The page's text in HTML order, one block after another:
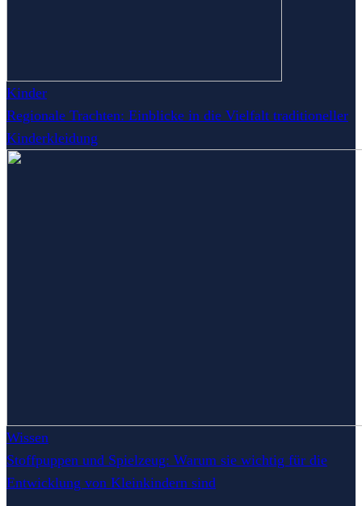
Kinder
Regionale Trachten: Einblicke in die Vielfalt traditioneller
Kinderkleidung
Wissen
Stoffpuppen und Spielzeug: Warum sie wichtig für die
Entwicklung von Kleinkindern sind